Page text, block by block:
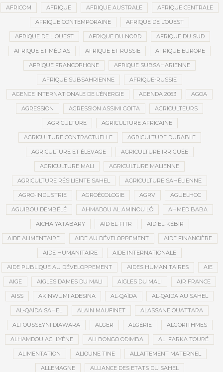
AFRICOM AFRIQUE AFRIQUE AUSTRALE AFRIQUE CENTRALE
AFRIQUE CONTEMPORAINE AFRIQUE DE L’OUEST
AFRIQUE DE L'OUEST AFRIQUE DU NORD AFRIQUE DU SUD
AFRIQUE ET MÉDIAS AFRIQUE ET RUSSIE AFRIQUE EUROPE
AFRIQUE FRANCOPHONE AFRIQUE SUBSAHARIENNE
AFRIQUE SUBSAHRIENNE AFRIQUE-RUSSIE
AGENCE INTERNATIONALE DE L’ÉNERGIE AGENDA 2063 AGOA
AGRESSION AGRESSION ASSIMI GOITA AGRICULTEURS
AGRICULTURE AGRICULTURE AFRICAINE
AGRICULTURE CONTRACTUELLE AGRICULTURE DURABLE
AGRICULTURE ET ÉLEVAGE AGRICULTURE IRRIGUÉE
AGRICULTURE MALI AGRICULTURE MALIENNE
AGRICULTURE RÉSILIENTE SAHEL AGRICULTURE SAHÉLIENNE
AGRO-INDUSTRIE AGROÉCOLOGIE AGRV AGUELHOC
AGUIBOU DEMBÉLÉ AHMADOU AL AMINOU LÔ AHMED BABA
AÏCHA YATABARY AÏD EL-FITR AÏD EL-KÉBIR
AIDE ALIMENTAIRE AIDE AU DÉVELOPPEMENT AIDE FINANCIÈRE
AIDE HUMANITAIRE AIDE INTERNATIONALE
AIDE PUBLIQUE AU DÉVELOPPEMENT AIDES HUMANITAIRES AIE
AIGE AIGLES DAMES DU MALI AIGLES DU MALI AIR FRANCE
AISS AKINWUMI ADESINA AL-QAÏDA AL-QAÏDA AU SAHEL
AL-QAÏDA SAHEL ALAIN MAUFINET ALASSANE OUATTARA
ALFOUSSEYNI DIAWARA ALGER ALGÉRIE ALGORITHMES
ALHAMDOU AG ILYÈNE ALI BONGO ODIMBA ALI FARKA TOURÉ
ALIMENTATION ALIOUNE TINE ALLAITEMENT MATERNEL
ALLEMAGNE ALLIANCE DES ETATS DU SAHEL